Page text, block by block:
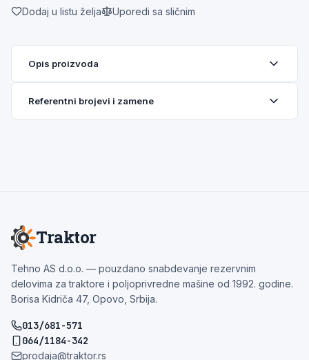
Dodaj u listu želja Uporedi sa sličnim
Opis proizvoda
Referentni brojevi i zamene
Traktor
Tehno AS d.o.o. — pouzdano snabdevanje rezervnim
delovima za traktore i poljoprivredne mašine od 1992. godine.
Borisa Kidriča 47, Opovo, Srbija.
013/681-571
064/1184-342
prodaja@traktor.rs